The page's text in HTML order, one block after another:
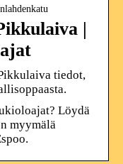
|
tiedot,
Löydä
myymälä